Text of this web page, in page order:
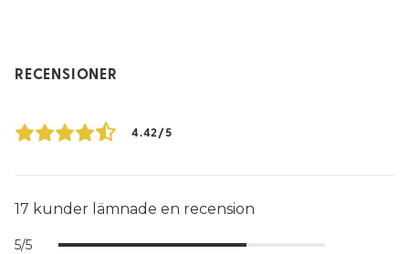
RECENSIONER
4.42/5
17 kunder lämnade en recension
5/5